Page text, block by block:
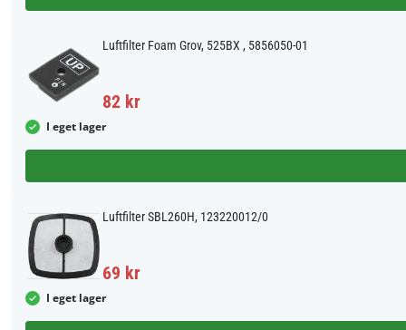
Luftfilter Foam Grov, 525BX , 5856050-01
82 kr
I eget lager
Luftfilter SBL260H, 123220012/0
69 kr
I eget lager